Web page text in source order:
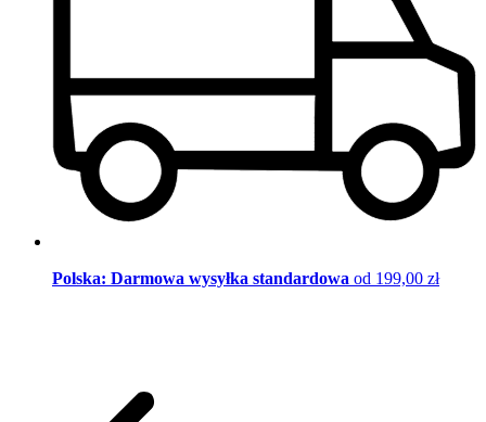
Polska: Darmowa wysyłka standardowa od 199,00 zł